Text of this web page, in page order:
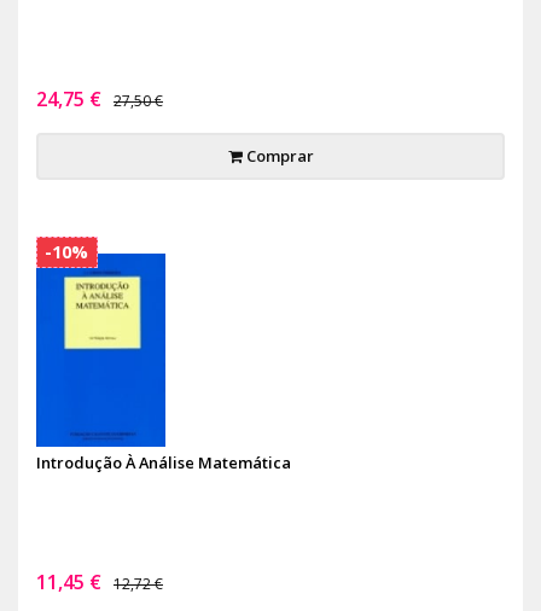
24,75 € 27,50 €
Comprar
Introdução À Análise Matemática
11,45 € 12,72 €
-10%